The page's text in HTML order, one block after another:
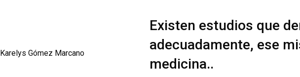
Karelys Gómez Marcano
Existen estudios que
adecuadamente, ese
medicina..